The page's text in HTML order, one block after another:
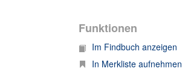
Funktionen
Im Findbuch anzeigen
In Merkliste aufnehmen